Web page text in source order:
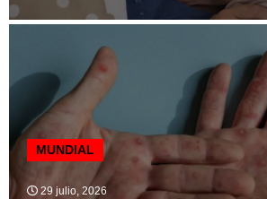
MUNDIAL
29 julio, 2026